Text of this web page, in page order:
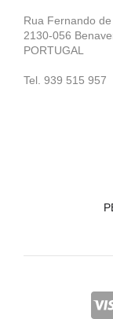
Rua Fernando
2130-056
PORTUGAL
Tel. 939 515 957